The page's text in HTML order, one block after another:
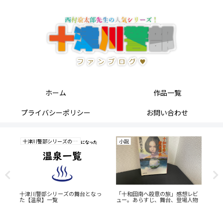
ホーム
作品一覧
プライバシーポリシー
お問い合わせ
十津川警部シリーズの研究
十津川警部シリーズの舞台となっ
た【温泉】一覧
小説
「十和田南へ殺意の旅」感想レビ
ュー。あらすじ、舞台、登場人物